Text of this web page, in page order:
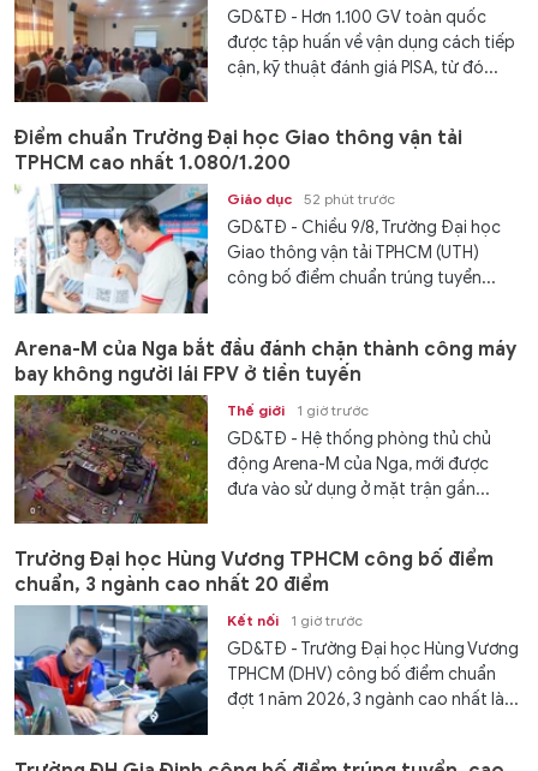
GD&TĐ - Hơn 1.100 GV toàn quốc
được tập huấn về vận dụng cách tiếp
cận, kỹ thuật đánh giá PISA, từ đó...
Điểm chuẩn Trường Đại học Giao thông vận tải
TPHCM cao nhất 1.080/1.200
Giáo dục 52 phút trước
GD&TĐ - Chiều 9/8, Trường Đại học
Giao thông vận tải TPHCM (UTH)
công bố điểm chuẩn trúng tuyển...
Arena-M của Nga bắt đầu đánh chặn thành công máy
bay không người lái FPV ở tiền tuyến
Thế giới 1 giờ trước
GD&TĐ - Hệ thống phòng thủ chủ
động Arena-M của Nga, mới được
đưa vào sử dụng ở mặt trận gần...
Trường Đại học Hùng Vương TPHCM công bố điểm
chuẩn, 3 ngành cao nhất 20 điểm
Kết nối 1 giờ trước
GD&TĐ - Trường Đại học Hùng Vương
TPHCM (DHV) công bố điểm chuẩn
đợt 1 năm 2026, 3 ngành cao nhất là...